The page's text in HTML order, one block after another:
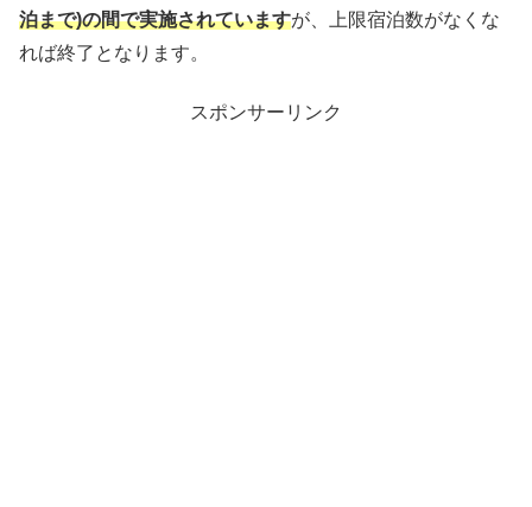
泊まで)の間で実施されていますが、上限宿泊数がなくな
れば終了となります。
スポンサーリンク